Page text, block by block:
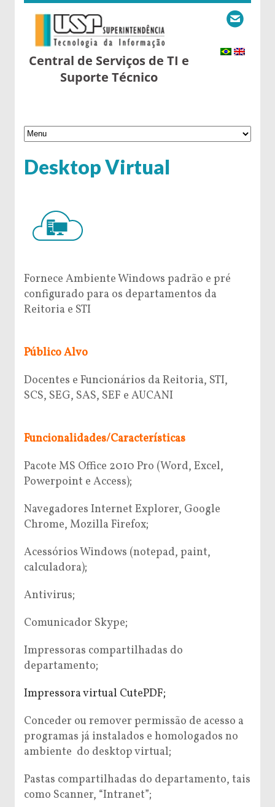
Central de Serviços de TI e
Suporte Técnico
Desktop Virtual
Fornece Ambiente Windows padrão e pré
configurado para os departamentos da
Reitoria e STI
Público Alvo
Docentes e Funcionários da Reitoria, STI,
SCS, SEG, SAS, SEF e AUCANI
Funcionalidades/Características
Pacote MS Office 2010 Pro (Word, Excel,
Powerpoint e Access);
Navegadores Internet Explorer, Google
Chrome, Mozilla Firefox;
Acessórios Windows (notepad, paint,
calculadora);
Antivirus;
Comunicador Skype;
Impressoras compartilhadas do
departamento;
Impressora virtual CutePDF;
Conceder ou remover permissão de acesso a
programas já instalados e homologados no
ambiente do desktop virtual;
Pastas compartilhadas do departamento, tais
como Scanner, “Intranet”;